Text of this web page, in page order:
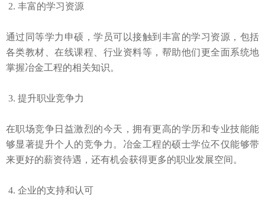
2. 丰富的学习资源
通过同等学力申硕，学员可以接触到丰富的学习资源，包括
各类教材、在线课程、行业资料等，帮助他们更全面系统地
掌握冶金工程的相关知识。
3. 提升职业竞争力
在职场竞争日益激烈的今天，拥有更高的学历和专业技能能
够显著提升个人的竞争力。冶金工程的硕士学位不仅能够带
来更好的薪资待遇，还有机会获得更多的职业发展空间。
4. 企业的支持和认可